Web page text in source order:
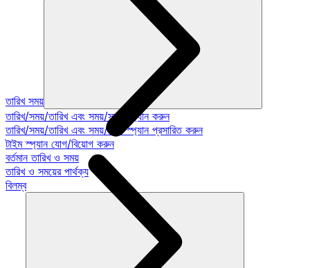
তারিখ সময়
তারিখ/সময়/তারিখ এবং সময়/সময় স্প্যান করুন
তারিখ/সময়/তারিখ এবং সময়/সময় স্প্যান প্রসারিত করুন
টাইম স্প্যান যোগ/বিয়োগ করুন
বর্তমান তারিখ ও সময়
তারিখ ও সময়ের পার্থক্য
বিলম্ব